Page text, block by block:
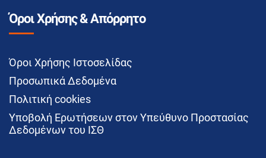
Όροι Χρήσης & Απόρρητο
Όροι Χρήσης Ιστοσελίδας
Προσωπικά Δεδομένα
Πολιτική cookies
Υποβολή Ερωτήσεων στον Υπεύθυνο Προστασίας
Δεδομένων του ΙΣΘ